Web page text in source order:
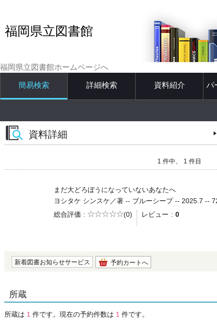
福岡県立図書館
福岡県立図書館ホームページへ
簡易検索 詳細検索 資料紹介 パ
資料詳細
1 件中、 1 件目
まだ大どろぼうになっていないあなたへ
ヨシタケ シンスケ／著 -- ブルーシープ -- 2025.7 --
総合評価
5段階評価
(0) レビュー 0
新着図書お知らせサービス 予約カートへ
所蔵
所蔵は 1 件です。現在の予約件数は 1 件です。